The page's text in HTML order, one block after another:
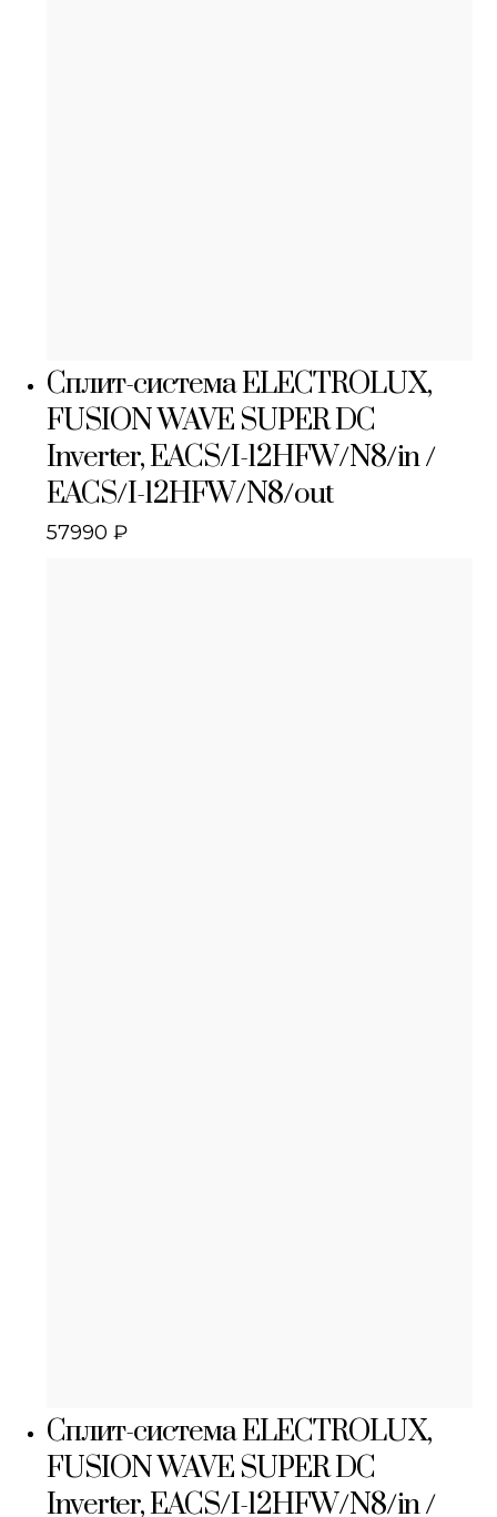
Сплит-система ELECTROLUX,
FUSION WAVE SUPER DC
Inverter, EACS/I-12HFW/N8/in /
EACS/I-12HFW/N8/out
57990₽
Сплит-система ELECTROLUX,
FUSION WAVE SUPER DC
Inverter, EACS/I-12HFW/N8/in /